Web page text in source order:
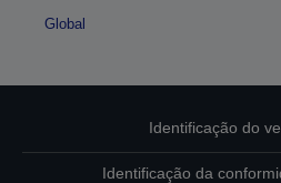
Global
Identificação do
Identificação da